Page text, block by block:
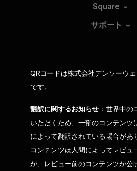
Square
サポート
QRコードは株式会社デンソーウ
です。
翻訳に関するお知らせ ：世界中の
いただくため、一部のコンテンツ
によって翻訳されている場合があ
コンテンツは人間によってレビュ
が、レビュー前のコンテンツが公